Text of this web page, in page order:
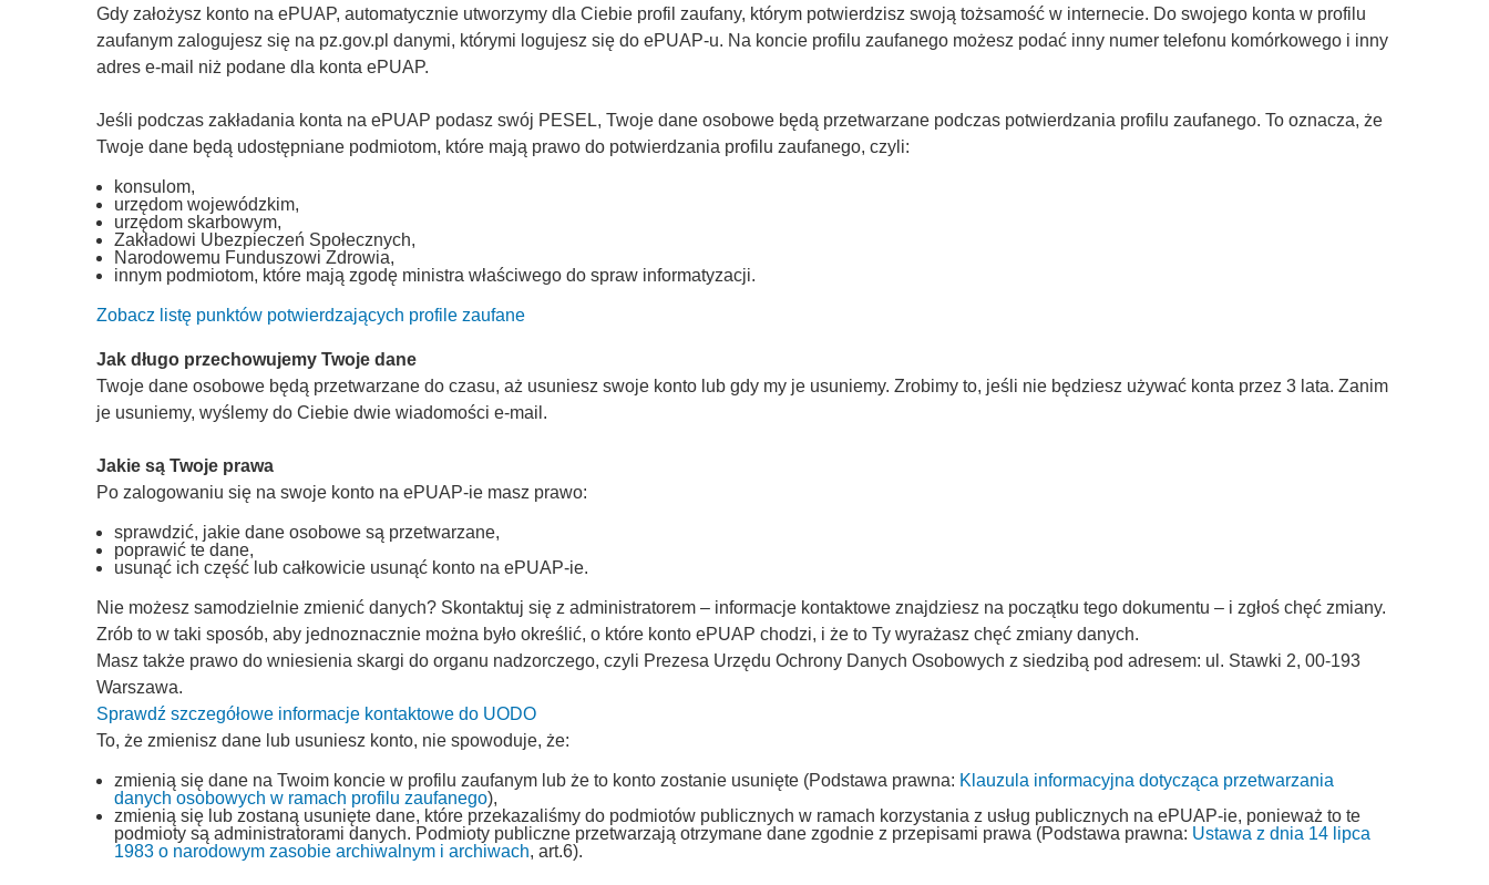
Gdy założysz konto na ePUAP, automatycznie utworzymy dla Ciebie profil zaufany, którym potwierdzisz swoją tożsamość w internecie. Do swojego konta w profilu
zaufanym zalogujesz się na pz.gov.pl danymi, którymi logujesz się do ePUAP-u. Na koncie profilu zaufanego możesz podać inny numer telefonu komórkowego i inny
adres e-mail niż podane dla konta ePUAP.
Jeśli podczas zakładania konta na ePUAP podasz swój PESEL, Twoje dane osobowe będą przetwarzane podczas potwierdzania profilu zaufanego. To oznacza, że
Twoje dane będą udostępniane podmiotom, które mają prawo do potwierdzania profilu zaufanego, czyli:
konsulom,
urzędom wojewódzkim,
urzędom skarbowym,
Zakładowi Ubezpieczeń Społecznych,
Narodowemu Funduszowi Zdrowia,
innym podmiotom, które mają zgodę ministra właściwego do spraw informatyzacji.
Zobacz listę punktów potwierdzających profile zaufane
Jak długo przechowujemy Twoje dane
Twoje dane osobowe będą przetwarzane do czasu, aż usuniesz swoje konto lub gdy my je usuniemy. Zrobimy to, jeśli nie będziesz używać konta przez 3 lata. Zanim
je usuniemy, wyślemy do Ciebie dwie wiadomości e-mail.
Jakie są Twoje prawa
Po zalogowaniu się na swoje konto na ePUAP-ie masz prawo:
sprawdzić, jakie dane osobowe są przetwarzane,
poprawić te dane,
usunąć ich część lub całkowicie usunąć konto na ePUAP-ie.
Nie możesz samodzielnie zmienić danych? Skontaktuj się z administratorem – informacje kontaktowe znajdziesz na początku tego dokumentu – i zgłoś chęć zmiany.
Zrób to w taki sposób, aby jednoznacznie można było określić, o które konto ePUAP chodzi, i że to Ty wyrażasz chęć zmiany danych.
Masz także prawo do wniesienia skargi do organu nadzorczego, czyli Prezesa Urzędu Ochrony Danych Osobowych z siedzibą pod adresem: ul. Stawki 2, 00-193
Warszawa.
Sprawdź szczegółowe informacje kontaktowe do UODO
To, że zmienisz dane lub usuniesz konto, nie spowoduje, że:
zmienią się dane na Twoim koncie w profilu zaufanym lub że to konto zostanie usunięte (Podstawa prawna: Klauzula informacyjna dotycząca przetwarzania
danych osobowych w ramach profilu zaufanego),
zmienią się lub zostaną usunięte dane, które przekazaliśmy do podmiotów publicznych w ramach korzystania z usług publicznych na ePUAP-ie, ponieważ to te
podmioty są administratorami danych. Podmioty publiczne przetwarzają otrzymane dane zgodnie z przepisami prawa (Podstawa prawna: Ustawa z dnia 14 lipca
1983 o narodowym zasobie archiwalnym i archiwach, art.6).